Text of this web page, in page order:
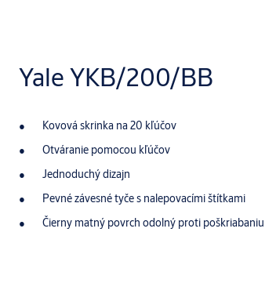
Yale YKB/200/BB
Kovová skrinka na 20 kľúčov
Otváranie pomocou kľúčov
Jednoduchý dizajn
Pevné závesné tyče s nalepovacími štítkami
Čierny matný povrch odolný proti poškriabaniu